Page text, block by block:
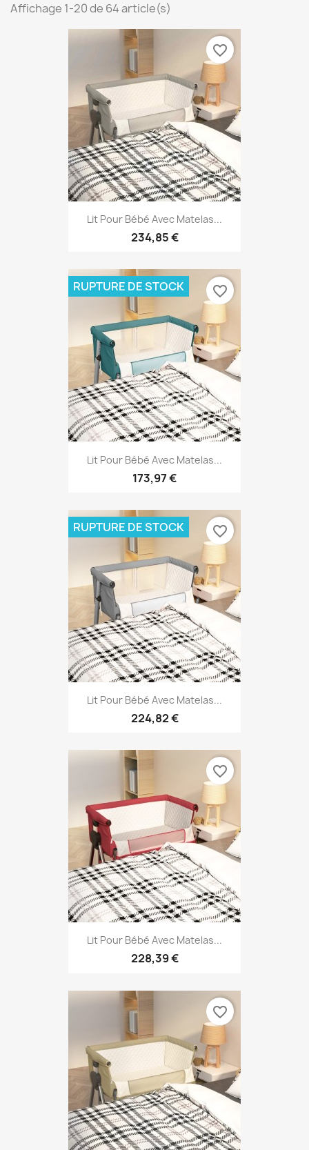
Affichage 1-20 de 64 article(s)
Lit Pour Bébé Avec Matelas...
234,85 €
favorite_border
Lit Pour Bébé Avec Matelas...
173,97 €
RUPTURE DE STOCK favorite_border
Lit Pour Bébé Avec Matelas...
224,82 €
RUPTURE DE STOCK favorite_border
Lit Pour Bébé Avec Matelas...
228,39 €
favorite_border
favorite_border